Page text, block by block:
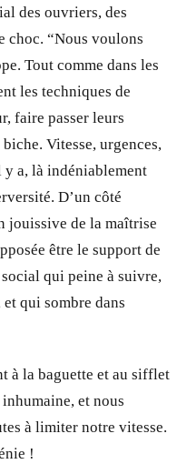
des ouvriers, des
choc. “Nous voulons
Tout comme dans les
les techniques de
faire passer leurs
Vitesse, urgences,
y a, là indéniablement
D’un côté
jouissive de la maîtrise
être le support de
qui peine à suivre,
qui sombre dans
à la baguette et au sifflet
et nous
à limiter notre vitesse.
!